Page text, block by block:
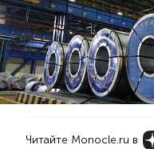
Читайте Monocle.ru в